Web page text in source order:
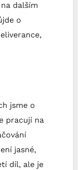
dalším
o
jsme o
pracují na
jasné,
díl, ale je